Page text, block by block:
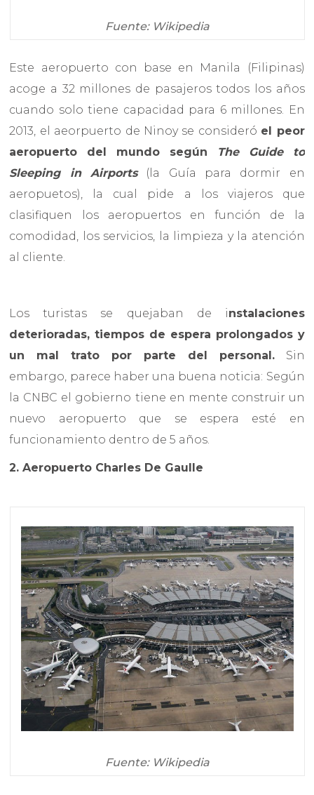
Fuente: Wikipedia
Este aeropuerto con base en Manila (Filipinas)
acoge a 32 millones de pasajeros todos los años
cuando solo tiene capacidad para 6 millones. En
2013, el aeorpuerto de Ninoy se consideró el peor
aeropuerto del mundo
según
The Guide to
Sleeping in Airports(la Guía para dormir en
aeropuetos), la cual pide a los viajeros que
clasifiquen los aeropuertos en función de la
comodidad, los servicios, la limpieza y la atención
al cliente.
Los turistas se quejaban de instalaciones
deterioradas, tiempos de espera prolongados y
un mal trato por parte del personal.Sin
embargo, parece haber una buena noticia: Según
la CNBC el gobierno tiene en mente construir un
nuevo aeropuerto que se espera esté en
funcionamiento dentro de 5 años.
2. Aeropuerto Charles De Gaulle
Fuente: Wikipedia